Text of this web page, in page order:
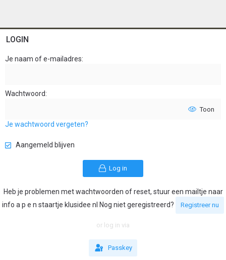
LOGIN
Je naam of e-mailadres
Wachtwoord
Toon
Je wachtwoord vergeten?
Aangemeld blijven
Log in
Heb je problemen met wachtwoorden of reset, stuur een mailtje naar
info a p e n staartje klusidee nl Nog niet geregistreerd?
Registreer nu
or log in via
Passkey